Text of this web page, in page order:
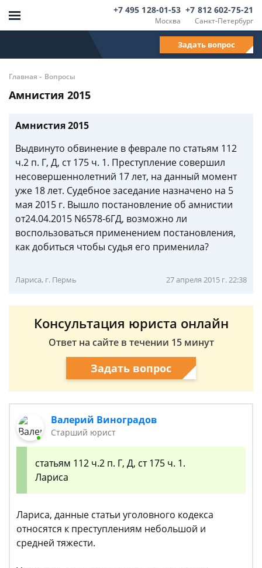
Москва
+7 495 128-01-53
Санкт-Петербург
+7 812 602-75-21
Задать вопрос
Главная - Вопросы
Амнистия 2015
Амнистия 2015
Выдвинуто обвинение в феврале по статьям 112
ч.2 п. Г, Д, ст 175 ч. 1. Преступление совершил
несовершеннолетний 17 лет, на данный момент
уже 18 лет. Судебное заседание назначено на 5
мая 2015 г. Вышло постановление об амнистии
от24.04.2015 N6578-6ГД, возможно ли
воспользоваться применением постановления,
как добиться чтобы судья его применила?
Лариса, г. Пермь 27 апреля 2015 г. 22:38
Консультация юриста онлайн
Ответ на сайте в течении 15 минут
Задать вопрос
Валерий Виноградов
Старший юрист
статьям 112 ч.2 п. Г, Д, ст 175 ч. 1.
Лариса
Лариса, данные статьи уголовного кодекса
относятся к преступлениям небольшой и
средней тяжести.